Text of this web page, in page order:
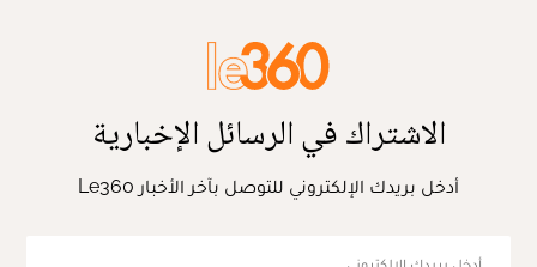
الاشتراك في الرسائل الإخبارية
أدخل بريدك الإلكتروني للتوصل بآخر الأخبار Le360